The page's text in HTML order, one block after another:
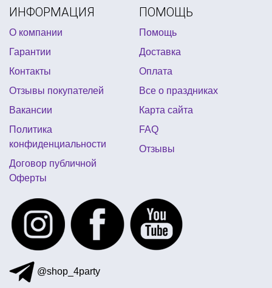
кружка с приколами
бенгальский огонь
карнавальный костюм на мальчика
воздушные шары на день рождения девочки
хлопушка пневматическая
свечи в торт оптом
купить костюм деда мороза украина
рожки новогодние
магазин для хэллоуина харьков
ИНФОРМАЦИЯ
О компании
Гарантии
Контакты
Отзывы покупателей
Вакансии
Политика
конфиденциальности
Договор публичной
Оферты
ПОМОЩЬ
Помощь
Доставка
Оплата
Все о праздниках
Карта сайта
FAQ
Отзывы
@shop_4party